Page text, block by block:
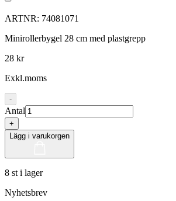
ARTNR: 74081071
Minirollerbygel 28 cm med plastgrepp
28 kr
Exkl.moms
-
Antal
+
Lägg i varukorgen
8 st i lager
Nyhetsbrev